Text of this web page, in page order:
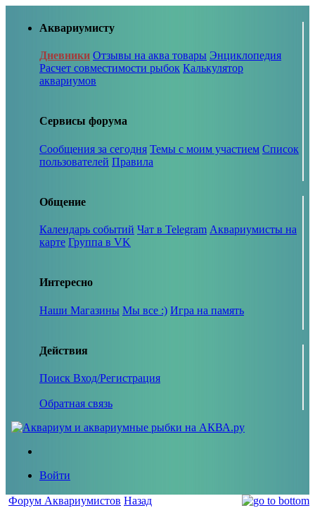
Аквариумисту
Дневники Отзывы на аква товары Энциклопедия
Расчет совместимости рыбок Калькулятор
аквариумов
Сервисы форума
Сообщения за сегодня Темы с моим участием Список
пользователей Правила
Общение
Календарь событий Чат в Telegram Аквариумисты на
карте Группа в VK
Интересно
Наши Магазины Мы все :) Игра на память
Действия
Поиск Вход/Регистрация
Обратная связь
Войти
Форум Аквариумистов Назад